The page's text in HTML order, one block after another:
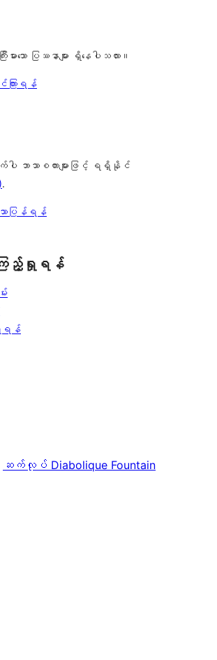
သော ပြဿနာများ ရှိနေပါသလား။
ြားရန်
ါ ဘာသာစကားများဖြင့် ရရှိနိုင်
.
ာပြန်ရန်
ကြည့်ရှုရန်
ရန်
ဆက်လုပ် Diabolique Fountain